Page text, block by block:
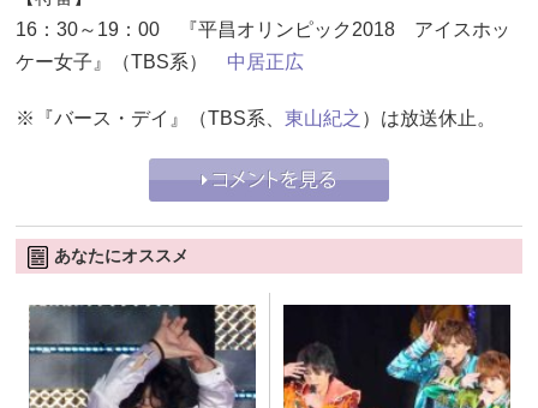
16：30～19：00 『平昌オリンピック2018 アイスホッ
ケー女子』（TBS系） 中居正広
※『バース・デイ』（TBS系、 東山紀之 ）は放送休止。
あなたにオススメ